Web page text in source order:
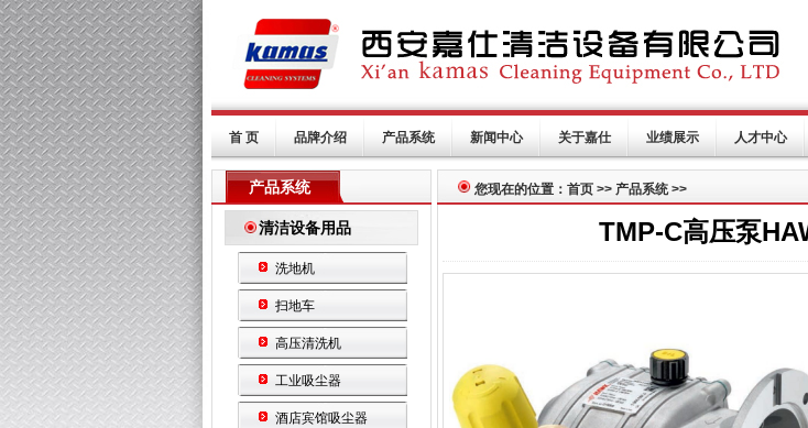
首 页 品牌介绍 产品系统 新闻中心 关于嘉仕 业绩展示 人才中心
产品系统
清洁设备用品
洗地机
扫地车
高压清洗机
工业吸尘器
酒店宾馆吸尘器
您现在的位置：首页 >> 产品系统 >>
TMP-C高压泵